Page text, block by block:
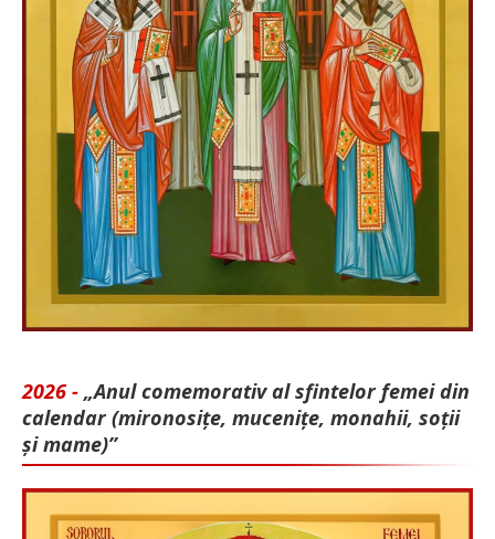
2026 - „Anul comemorativ al sfintelor femei din
calendar (mironosițe, mu­cenițe, monahii, soții
și mame)”